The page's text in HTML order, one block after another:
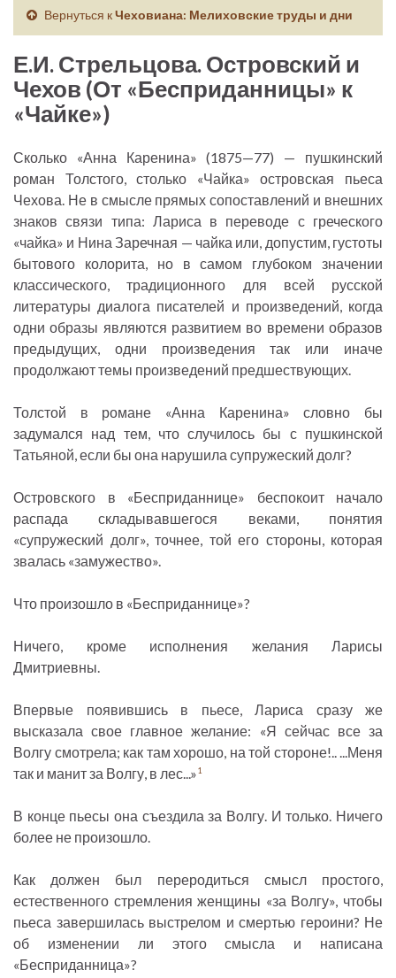
Вернуться кЧеховиана: Мелиховские труды и дни
Е.И. Стрельцова. Островский и
Чехов (От «Бесприданницы» к
«Чайке»)
Сколько «Анна Каренина» (1875—77) — пушкинский
роман Толстого, столько «Чайка» островская пьеса
Чехова. Не в смысле прямых сопоставлений и внешних
знаков связи типа: Лариса в переводе с греческого
«чайка» и Нина Заречная — чайка или, допустим, густоты
бытового колорита, но в самом глубоком значении
классического, традиционного для всей русской
литературы диалога писателей и произведений, когда
одни образы являются развитием во времени образов
предыдущих, одни произведения так или иначе
продолжают темы произведений предшествующих.
Толстой в романе «Анна Каренина» словно бы
задумался над тем, что случилось бы с пушкинской
Татьяной, если бы она нарушила супружеский долг?
Островского в «Бесприданнице» беспокоит начало
распада складывавшегося веками, понятия
«супружеский долг», точнее, той его стороны, которая
звалась «замужество».
Что произошло в «Бесприданнице»?
Ничего, кроме исполнения желания Ларисы
Дмитриевны.
Впервые появившись в пьесе, Лариса сразу же
высказала свое главное желание: «Я сейчас все за
Волгу смотрела; как там хорошо, на той стороне!.. ...Меня
так и манит за Волгу, в лес...»1
В конце пьесы она съездила за Волгу. И только. Ничего
более не произошло.
Как должен был переродиться смысл простого,
естественного стремления женщины «за Волгу», чтобы
пьеса завершилась выстрелом и смертью героини? Не
об изменении ли этого смысла и написана
«Бесприданница»?